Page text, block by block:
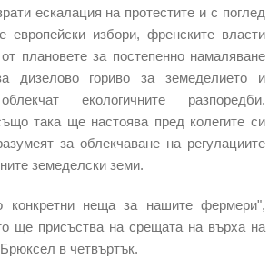
ескалация на протестите и с поглед
европейски избори, френските власти
плановете за постепенно намаляване
дизелово гориво за земеделието и
екологичните разпоредби.
така ще настоява пред колегите си
за облекчаване на регулациите
земеделски земи.
конкретни неща за нашите фермери",
ще присъства на срещата на върха на
в четвъртък.